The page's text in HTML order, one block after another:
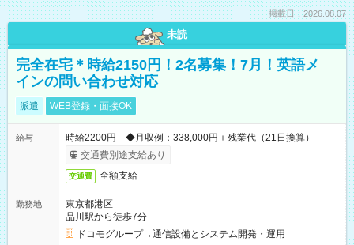
掲載日：2026.08.07
未読
完全在宅＊時給2150円！2名募集！7月！英語メ
インの問い合わせ対応
派遣 WEB登録・面接OK
給与
時給2200円 ◆月収例：338,000円＋残業代（21日換算）
交通費別途支給あり
交通費 全額支給
勤務地
東京都港区
品川駅から徒歩7分
ドコモグループ→通信設備とシステム開発・運用